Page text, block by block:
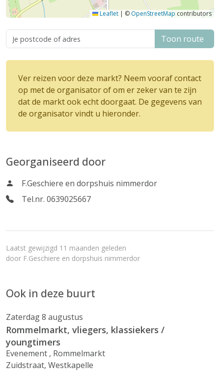
Leaflet | © OpenStreetMap contributors
Toon route
Ver reizen voor deze markt? Neem vooraf contact
op met de organisator of om er zeker van te zijn
dat de markt ook echt doorgaat. De gegevens van
de organisator vindt u hieronder.
Georganiseerd door
F.Geschiere en dorpshuis nimmerdor
Tel.nr. 0639025667
Laatst gewijzigd 11 maanden geleden
door F.Geschiere en dorpshuis nimmerdor
Ook in deze buurt
Zaterdag 8 augustus
Rommelmarkt, vliegers, klassiekers /
youngtimers
Evenement , Rommelmarkt
Zuidstraat, Westkapelle